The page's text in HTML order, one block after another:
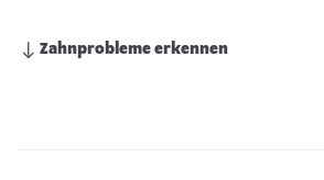
Zahnprobleme erkennen